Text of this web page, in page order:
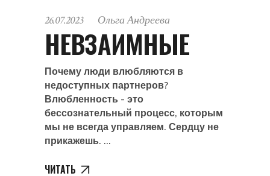
26.07.2023 Ольга Андреева
НЕВЗАИМНЫЕ
Почему люди влюбляются в
недоступных партнеров?
Влюбленность - это
бессознательный процесс, которым
мы не всегда управляем. Сердцу не
прикажешь.
ЧИТАТЬ